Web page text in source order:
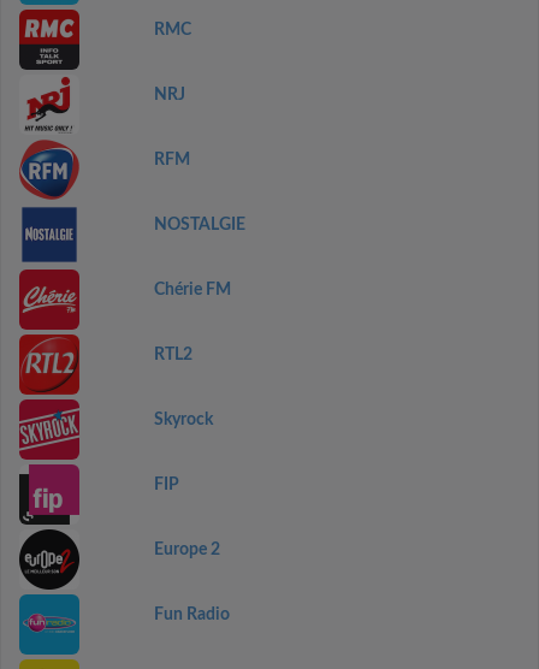
RMC
NRJ
RFM
NOSTALGIE
Chérie FM
RTL2
Skyrock
FIP
Europe 2
Fun Radio